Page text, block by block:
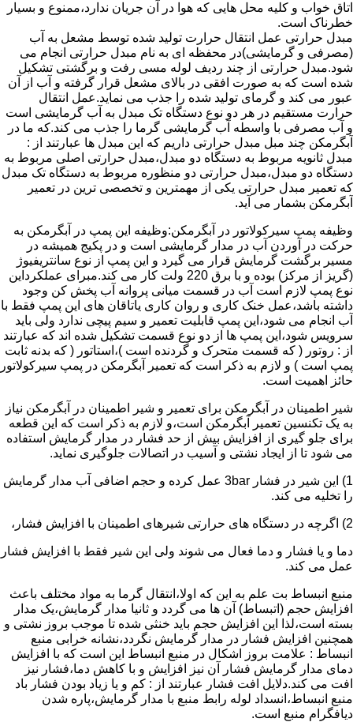
اتاق خواب و کلیه محل هایی که هوا در آن جریان ندارد،ممنوع و بسیار
خطرناک است.
مبدل حرارتی عمل انتقال حرارت تولید شده توسط مشعل به آب
(مصرفی و گرمایشی)در محفظه ای به نام مبدل حرارتی انجام می
شود.مبدل حرارتی از چند ردیف لوله مسی رفت و برگشتی تشکیل
شده است که به صورت افقی در بالای مشعل قرار گرفته و آب از آن
عبور می کند و گرمای تولید شده را جذب می نماید.عمل انتقال
حرارت مستقیم در هر دو نوع دستگاه تک مبدل به آب گرمایشی است
و آب مصرفی با واسطه آب گرمایشی گرما را جذب می کند.که ما در
آبگرمکن چند مبل مبدل حرارتی داریم که این مبدل ها عبارتند از :
مبدل ثانویه مربوط به دستگاه دو مبدل،مبدل حرارتی اصلی مربوط به
دستگاه دو مبدل،مبدل حرارتی دو منظوره مربوط به دستگاه تک مبدل
که تعمیر مبدل حرارتی یکی از مهمترین و تخصصی ترین در تعمیر
آبگرمکن بشمار می آید.
وظیفه پمپ سیرکولاتور در آبگرمکن:وظیفه این پمپ در آبگرمکن به
حرکت در آوردن آب در مدار گرمایشی است و در پکیج همیشه در
مسیر برگشت گرمایش قرار می گیرد و این پمپ از نوع سانتریفیوژ
(گریز از مرکز) بوده و با برق 220 ولت کار می کند.مبرای عملکرداین
نوع پمپ لازم است آب در قسمت میانی پروانه آب پخش کن وجود
داشته باشد،عمل خنک کاری و روان کاری یاتاقان های این پمپ فقط با
آب انجام می شود،این پمپ قابلیت تعمیر و سیم پیچی ندارد ولی باید
سرویس شود،این پمپ ها از دو نوع قسمت تشکیل شده اند که عبارتند
از : روتور ( که قسمت متحرک و گردنده است )،استاتور ( که بدنه ثابت
پمپ است ) و لازم به ذکر است که تعمیر آبگرمکن در پمپ سیرکولاتور
حائز اهمیت است.
شیر اطمینان در آبگرمکن برای تعمیر و شیر اطمینان در آبگرمکن نیاز
به یک تکنسین تعمیر آبگرمکن است،و لازم به ذکر است که این قطعه
برای جلو گیری از افزایش بیش از حد فشار در مدار گرمایش استفاده
می شود تا از ایجاد نشتی و آسیب در اتصالات جلوگیری نماید.
1) این شیر در فشار 3bar عمل کرده و حجم اضافی آب مدار گرمایش
را تخلیه می کند.
2) اگرچه در دستگاه های حرارتی شیرهای اطمینان با افزایش فشار،
دما و یا فشار و دما فعال می شوند ولی این شیر فقط با افزایش فشار
عمل می کند.
منبع انبساط بت علم به این که اولا،انتقال گرما به مواد مختلف باعث
افزایش حجم (اتبساط) آن ها می گردد و ثانیا مدار گرمایش،یک مدار
بسته است،لذا این افزایش حجم باید خنثی شده تا موجب بروز نشتی و
همچنین افزایش فشار در مدار گرمایش نگردد،نشانه خرابی منبع
انبساط : علامت بروز اشکال در منبع انبساط این است که با افزایش
دمای مدار گرمایش فشار آن نیز افزایش و با کاهش دما،فشار نیز
افت می کند.دلایل افت فشار عبارتند از : کم و یا زیاد بودن فشار باد
منبع انبساط،انسداد لوله رابط منبع با مدار گرمایش،پاره شدن
دیافگرام منبع است.